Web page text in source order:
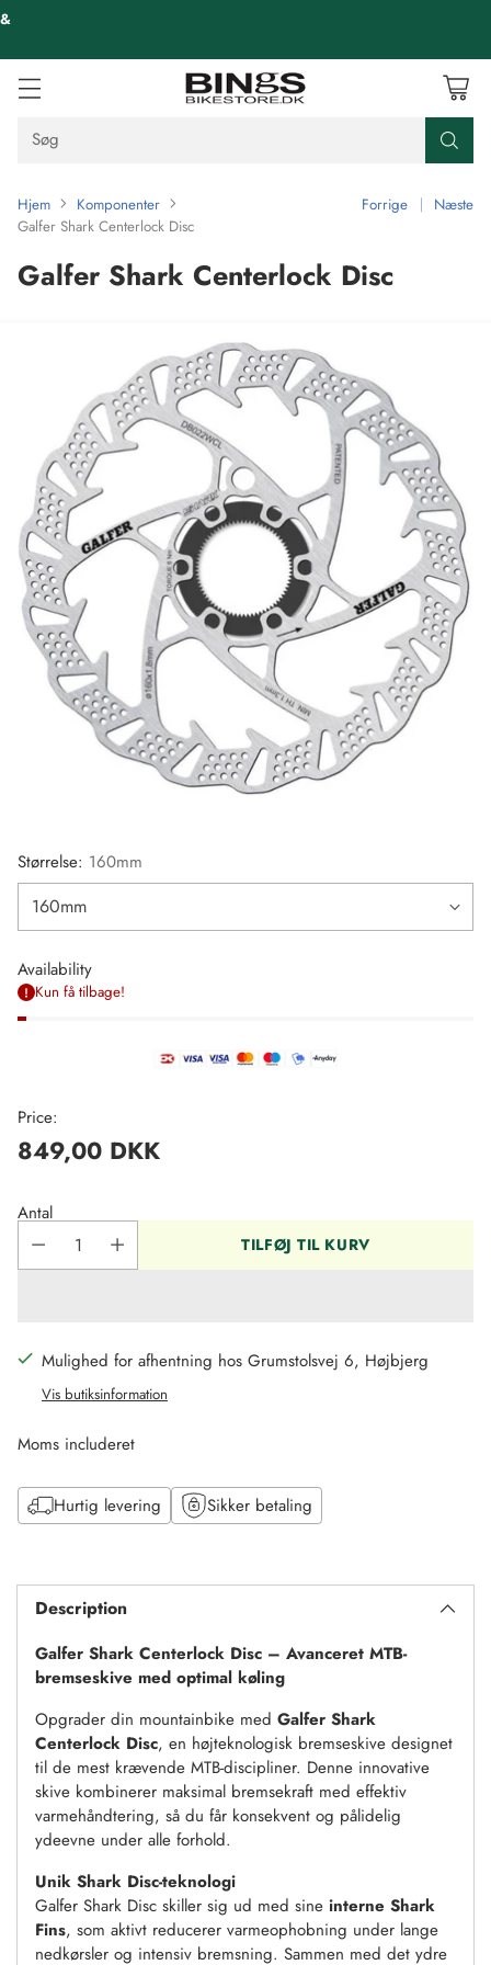
Søg
Hjem
Komponenter
Galfer Shark Centerlock Disc
Forrige Næste
Galfer Shark Centerlock Disc
Størrelse: 160mm
Availability
Kun få tilbage!
Price:
Regulær
pris
849,00 DKK
Antal
TILFØJ TIL KURV
Mulighed for afhentning hos Grumstolsvej 6, Højbjerg
Vis butiksinformation
Moms includeret
Hurtig levering Sikker betaling
til
kurvDescription
Galfer Shark Centerlock Disc – Avanceret MTB-
bremseskive med optimal køling
Opgrader din mountainbike med Galfer Shark
Centerlock Disc, en højteknologisk bremseskive designet
til de mest krævende MTB-discipliner. Denne innovative
skive kombinerer maksimal bremsekraft med effektiv
varmehåndtering, så du får konsekvent og pålidelig
ydeevne under alle forhold.
Unik Shark Disc-teknologi
Galfer Shark Disc skiller sig ud med sine interne Shark
Fins, som aktivt reducerer varmeophobning under lange
nedkørsler og intensiv bremsning. Sammen med det ydre